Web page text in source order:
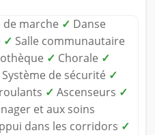
de marche ✓ Danse
✓ Salle communautaire
✓ Chorale ✓
Système de sécurité ✓
✓ Ascenseurs ✓
et aux soins
dans les corridors ✓